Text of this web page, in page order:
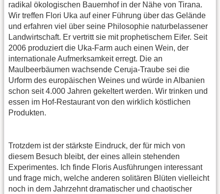
radikal ökologischen Bauernhof in der Nähe von Tirana.
Wir treffen Flori Uka auf einer Führung über das Gelände
und erfahren viel über seine Philosophie naturbelassener
Landwirtschaft. Er vertritt sie mit prophetischem Eifer. Seit
2006 produziert die Uka-Farm auch einen Wein, der
internationale Aufmerksamkeit erregt. Die an
Maulbeerbäumen wachsende Ceruja-Traube sei die
Urform des europäischen Weines und würde in Albanien
schon seit 4.000 Jahren gekeltert werden. Wir trinken und
essen im Hof-Restaurant von den wirklich köstlichen
Produkten.
Trotzdem ist der stärkste Eindruck, der für mich von
diesem Besuch bleibt, der eines allein stehenden
Experimentes. Ich finde Floris Ausführungen interessant
und frage mich, welche anderen solitären Blüten vielleicht
noch in dem Jahrzehnt dramatischer und chaotischer